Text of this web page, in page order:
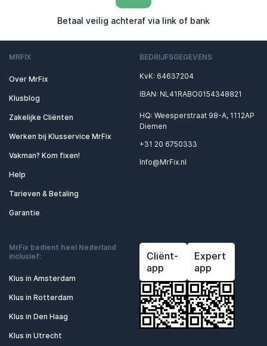
Betaal veilig achteraf via link of bank
MRFIX
Over MrFix
Klusblog
Zakelijke Cliënten
Werken bij Klusservice MrFix
Vakman? Kom fixen!
Help
Tarieven & Betaling
Garantie
BEDRIJFSGEGEVENS
KvK: 64637204
IBAN: NL41RABO0154348821
HQ: Weesperstraat 98-A, 1112AP
Diemen
+31 20 6750333
Info@MrFix.nl
MrFix bedient heel Nederland
inclusief:
Klus in Amsterdam
Klus in Rotterdam
Klus in Den Haag
Klus in Utrecht
Cliënt-
app
Expert
app